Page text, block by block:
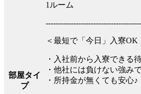
部屋タイ
プ
1ルーム
＜最短で「今日」入寮OK
・入社前から入寮できる
・他社には負けない強み
・所持金が無くても安心♪